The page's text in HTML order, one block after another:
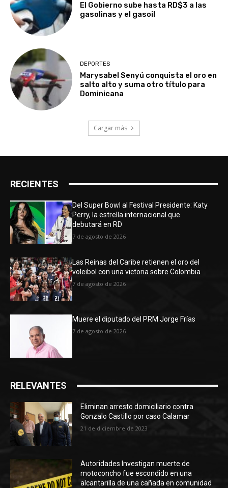
El Gobierno sube hasta RD$3 a las
gasolinas y el gasoil
DEPORTES
Marysabel Senyú conquista el oro en
salto alto y suma otro título para
Dominicana
Cargar más
RECIENTES
Del Super Bowl al Festival Presidente: Katy
Perry, la estrella internacional que
debutará en RD
7 de agosto de 2026
Las Reinas del Caribe retienen el oro del
voleibol con una victoria sobre Colombia
7 de agosto de 2026
Muere el diputado del PRM Jorge Frías
7 de agosto de 2026
RELEVANTES
Eliminan arresto domiciliario contra
Gonzalo Castillo por caso Calamar
21 de diciembre de 2023
Autoridades Investigan muerte de
motoconcho fue escondido en una
alcantarilla de una cañada en comunidad